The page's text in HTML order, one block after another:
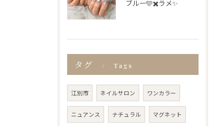
ブルー🩵✖️ラメ✨
タグ Tags
江別市 ネイルサロン ワンカラー
ニュアンス ナチュラル マグネット